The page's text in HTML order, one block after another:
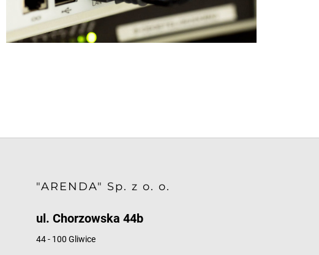
"ARENDA" Sp. z o. o.
ul. Chorzowska 44b
44 - 100 Gliwice